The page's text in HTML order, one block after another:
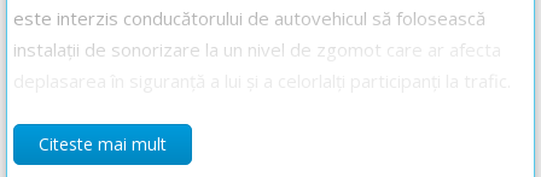
este interzis conducătorului de autovehicul să folosească
instalații de sonorizare la un nivel de zgomot care ar afecta
Pentru variantaB
Citeste mai mult